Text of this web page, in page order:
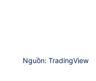
Nguồn: TradingView